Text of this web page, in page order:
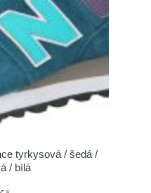
tyrkysová / šedá /
/ bílá